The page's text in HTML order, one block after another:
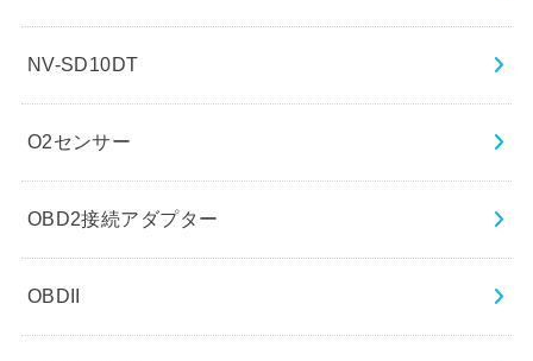
NV-SD10DT
O2センサー
OBD2接続アダプター
OBDII